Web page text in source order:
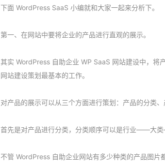
下面 WordPress SaaS 小编就和大家一起来分析下。
第一、在网站中要将企业的产品进行直观的展示。
其实 WordPress 自助企业 WP SaaS 网站建设中，将
网站建设策划最基本的工作。
对产品的展示可以从三个方面进行策划：产品的分类、
首先是对产品进行分类，分类顺序可以是行业——大
不管 WordPress 自助企业网站有多少种类的产品图片